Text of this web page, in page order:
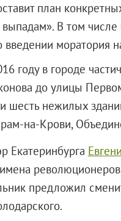
план
В том
моратория
году в городе
до улицы
шесть нежилых
на-Крови,
Екатеринбурга
предложил